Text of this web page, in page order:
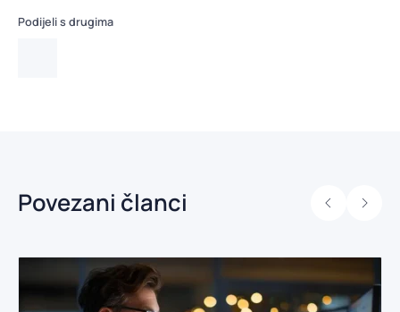
Podijeli s drugima
Povezani članci